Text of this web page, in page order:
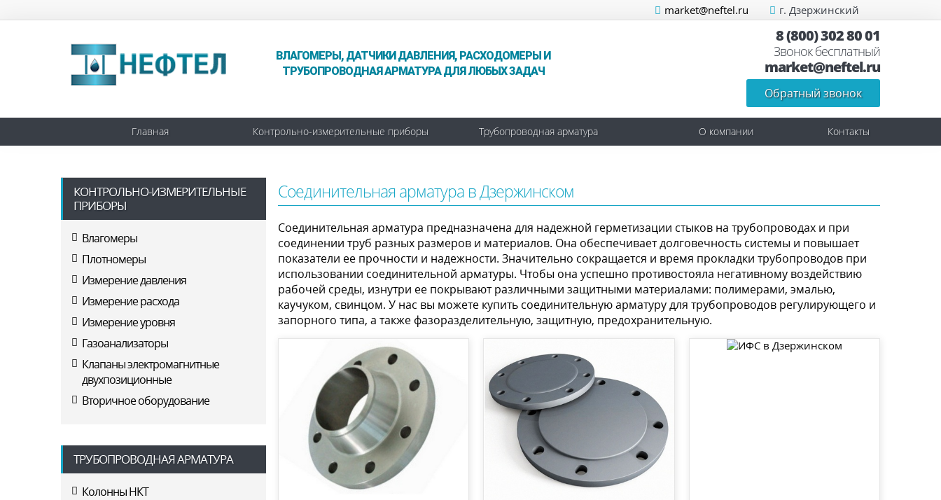
market@neftel.ru г. Дзержинский
ВЛАГОМЕРЫ, ДАТЧИКИ ДАВЛЕНИЯ, РАСХОДОМЕРЫ И
ТРУБОПРОВОДНАЯ АРМАТУРА ДЛЯ ЛЮБЫХ ЗАДАЧ
8 (800) 302 80 01
Звонок бесплатный
market@neftel.ru
Обратный звонок
Главная Контрольно-измерительные приборы Трубопроводная арматура О компании Контакты
КОНТРОЛЬНО-ИЗМЕРИТЕЛЬНЫЕ
ПРИБОРЫ
Влагомеры
Плотномеры
Измерение давления
Измерение расхода
Измерение уровня
Газоанализаторы
Клапаны электромагнитные
двухпозиционные
Вторичное оборудование
ТРУБОПРОВОДНАЯ АРМАТУРА
Колонны НКТ
Соединительная арматура в Дзержинском
Соединительная арматура предназначена для надежной герметизации стыков на трубопроводах и при
соединении труб разных размеров и материалов. Она обеспечивает долговечность системы и повышает
показатели ее прочности и надежности. Значительно сокращается и время прокладки трубопроводов при
использовании соединительной арматуры. Чтобы она успешно противостояла негативному воздействию
рабочей среды, изнутри ее покрывают различными защитными материалами: полимерами, эмалью,
каучуком, свинцом. У нас вы можете купить соединительную арматуру для трубопроводов регулирующего и
запорного типа, а также фазоразделительную, защитную, предохранительную.